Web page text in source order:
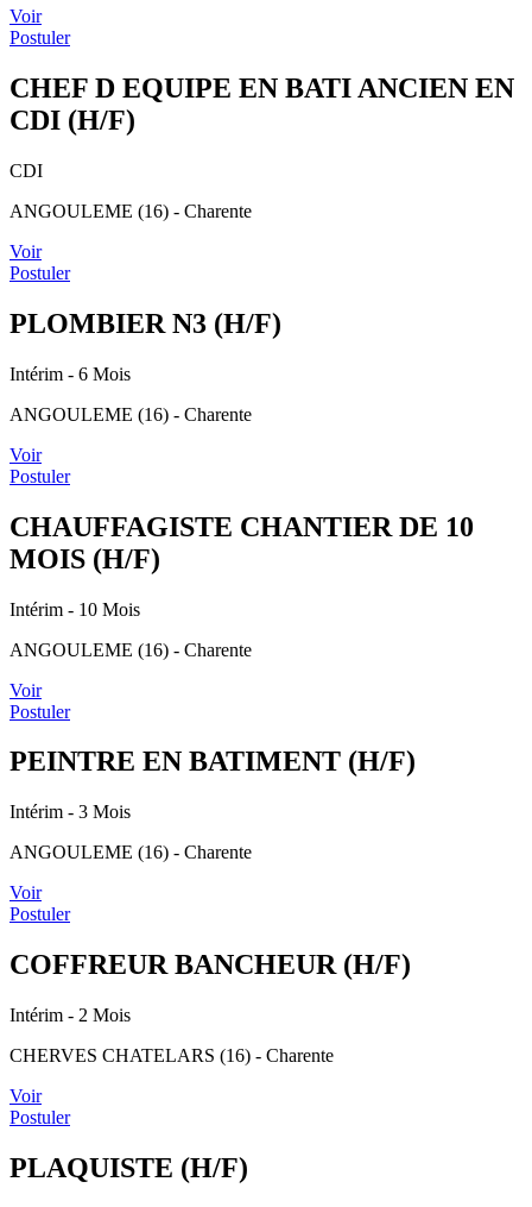
Voir
Postuler
CHEF D EQUIPE EN BATI ANCIEN EN
CDI (H/F)
CDI
ANGOULEME (16) - Charente
Voir
Postuler
PLOMBIER N3 (H/F)
Intérim - 6 Mois
ANGOULEME (16) - Charente
Voir
Postuler
CHAUFFAGISTE CHANTIER DE 10
MOIS (H/F)
Intérim - 10 Mois
ANGOULEME (16) - Charente
Voir
Postuler
PEINTRE EN BATIMENT (H/F)
Intérim - 3 Mois
ANGOULEME (16) - Charente
Voir
Postuler
COFFREUR BANCHEUR (H/F)
Intérim - 2 Mois
CHERVES CHATELARS (16) - Charente
Voir
Postuler
PLAQUISTE (H/F)